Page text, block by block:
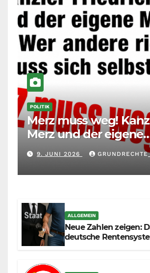
POLITIK
Merz muss weg!
Merz und der eigene
Maßstab: Wer
muss sich selbst
9. JUNI 2026
ALLGEMEIN
Neue Zahlen zeigen:
deutsche